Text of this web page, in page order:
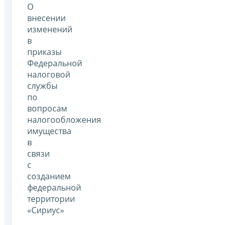
О
внесении
изменений
в
приказы
Федеральной
налоговой
службы
по
вопросам
налогообложения
имущества
в
связи
с
созданием
федеральной
территории
«Сириус»